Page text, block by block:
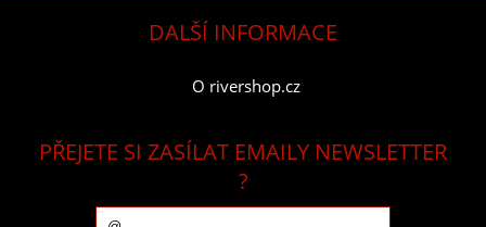
DALŠÍ INFORMACE
O rivershop.cz
PŘEJETE SI ZASÍLAT EMAILY NEWSLETTER
?